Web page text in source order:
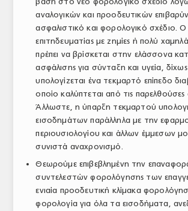
αναλογικών και προοδευτικών
ασφαλιστικό και φορολογικό σχέδιο. Ο
επιτηδευματίας με ζημίες ή πολύ
πρέπει να βρίσκεται στην ελάσσονα
ασφάλισης για σύνταξη και υγεία,
υπολογίζεται ένα τεκμαρτό επίπεδο
οποίο καλύπτεται από τις παρελθούσες
Άλλωστε, η ύπαρξη τεκμαρτού
εισοδημάτων παράλληλα με την
περιουσιολογίου και άλλων έμμεσων
συνιστά αναχρονισμό.
Θεωρούμε επιβεβλημένη την
συντελεστών φορολόγησης των
ενιαία προοδευτική κλίμακα
φορολογία για όλα τα εισοδήματα,